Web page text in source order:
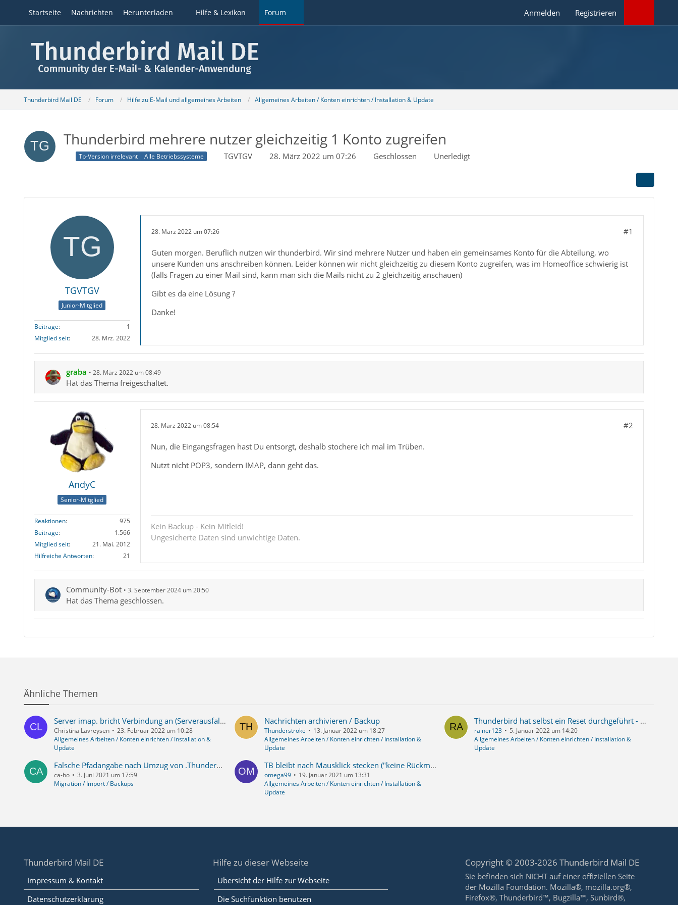
Startseite Nachrichten Herunterladen Hilfe & Lexikon Forum Anmelden Registrieren
Thunderbird Mail DE Forum Hilfe zu E-Mail und allgemeines Arbeiten Allgemeines Arbeiten / Konten einrichten / Installation & Update
Thunderbird mehrere nutzer gleichzeitig 1 Konto zugreifen
Tb-Version irrelevant Alle Betriebssysteme TGVTGV 28. März 2022 um 07:26 Geschlossen Unerledigt
TGVTGV
Junior-Mitglied
Beiträge
1
Mitglied seit
28. Mrz. 2022
28. März 2022 um 07:26 #1
Guten morgen. Beruflich nutzen wir thunderbird. Wir sind mehrere Nutzer und haben ein gemeinsames Konto für die Abteilung, wo
unsere Kunden uns anschreiben können. Leider können wir nicht gleichzeitig zu diesem Konto zugreifen, was im Homeoffice schwierig ist
(falls Fragen zu einer Mail sind, kann man sich die Mails nicht zu 2 gleichzeitig anschauen)
Gibt es da eine Lösung ?
Danke!
graba 28. März 2022 um 08:49
Hat das Thema freigeschaltet.
AndyC
Senior-Mitglied
Reaktionen
975
Beiträge
1.566
Mitglied seit
21. Mai. 2012
Hilfreiche Antworten
21
28. März 2022 um 08:54 #2
Nun, die Eingangsfragen hast Du entsorgt, deshalb stochere ich mal im Trüben.
Nutzt nicht POP3, sondern IMAP, dann geht das.
Kein Backup - Kein Mitleid!
Ungesicherte Daten sind unwichtige Daten.
Community-Bot 3. September 2024 um 20:50
Hat das Thema geschlossen.
Ähnliche Themen
Server imap. bricht Verbindung an (Serverausfall oder Netzwerkproblem
Christina Lavreysen
23. Februar 2022 um 10:28
Allgemeines Arbeiten / Konten einrichten / Installation &
Update
Nachrichten archivieren / Backup
Thunderstroke
13. Januar 2022 um 18:27
Allgemeines Arbeiten / Konten einrichten / Installation &
Update
Thunderbird hat selbst ein Reset durchgeführt - E-Mails und Profil weg, nur noch Postausgangs-Server vorhanden
rainer123
5. Januar 2022 um 14:20
Allgemeines Arbeiten / Konten einrichten / Installation &
Update
Falsche Pfadangabe nach Umzug von .Thunderbird
ca-ho
3. Juni 2021 um 17:59
Migration / Import / Backups
TB bleibt nach Mausklick stecken ("keine Rückmeldung" + vergrauter Bildschirm) - trotz Neuinstallation
omega99
19. Januar 2021 um 13:31
Allgemeines Arbeiten / Konten einrichten / Installation &
Update
Thunderbird Mail DE
Impressum & Kontakt
Datenschutzerklärung
Hilfe zu dieser Webseite
Übersicht der Hilfe zur Webseite
Die Suchfunktion benutzen
Copyright © 2003-2026 Thunderbird Mail DE
Sie befinden sich NICHT auf einer offiziellen Seite
der Mozilla Foundation. Mozilla®, mozilla.org®,
Firefox®, Thunderbird™, Bugzilla™, Sunbird®,